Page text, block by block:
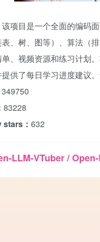
该项目是一个全面的编码
、树、图等）、算法（
单、视频资源和练习计划
供了每日学习进度建议
349750
83228
： 632
LLM-VTuber /